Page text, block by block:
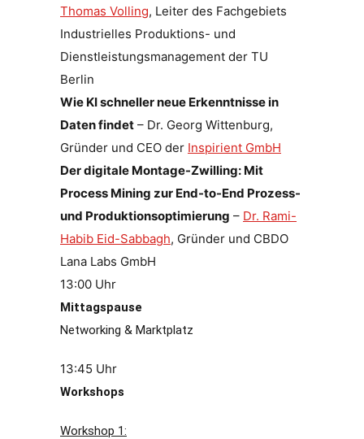
Thomas Volling, Leiter des Fachgebiets
Industrielles Produktions- und
Dienstleistungsmanagement der TU
Berlin
Wie KI schneller neue Erkenntnisse in
Daten findet – Dr. Georg Wittenburg,
Gründer und CEO der Inspirient GmbH
Der digitale Montage-Zwilling: Mit
Process Mining zur End-to-End Prozess-
und Produktionsoptimierung – Dr. Rami-
Habib Eid-Sabbagh, Gründer und CBDO
Lana Labs GmbH
13:00 Uhr
Mittagspause
Networking & Marktplatz
13:45 Uhr
Workshops
Workshop 1: